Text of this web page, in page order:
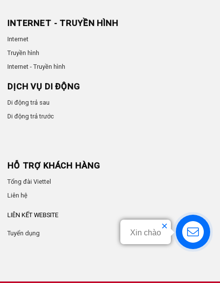
INTERNET - TRUYỀN HÌNH
Internet
Truyền hình
Internet - Truyền hình
DỊCH VỤ DI ĐỘNG
Di động trả sau
Di động trả trước
HỖ TRỢ KHÁCH HÀNG
Tổng đài Viettel
Liên hệ
LIÊN KẾT WEBSITE
Tuyển dụng Xin chào